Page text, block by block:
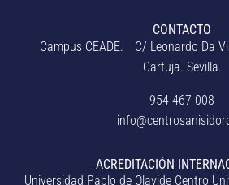
CONTACTO
Campus CEADE. C/ Leonardo Da
Cartuja. Sevilla.
954 467 008
ACREDITACIÓN
Universidad Pablo de Olavide Centro